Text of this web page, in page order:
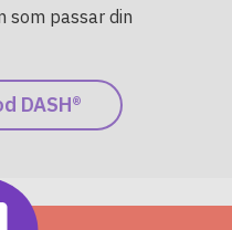
som passar din
DASH®